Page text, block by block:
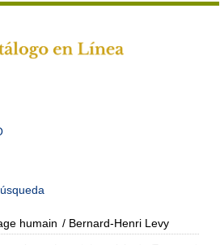
humain / Bernard-Henri Levy